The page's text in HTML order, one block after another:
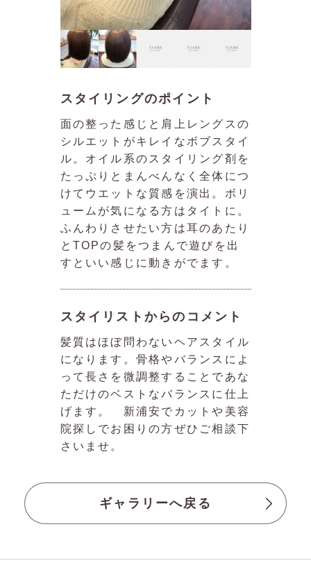
スタイリングのポイント
面の整った感じと肩上レングスの
シルエットがキレイなボブスタイ
ル。オイル系のスタイリング剤を
たっぷりとまんべんなく全体につ
けてウエットな質感を演出。ボリ
ュームが気になる方はタイトに。
ふんわりさせたい方は耳のあたり
とTOPの髪をつまんで遊びを出
すといい感じに動きがでます。
スタイリストからのコメント
髪質はほぼ問わないヘアスタイル
になります。骨格やバランスによ
って長さを微調整することであな
ただけのベストなバランスに仕上
げます。 新浦安でカットや美容
院探しでお困りの方ぜひご相談下
さいませ。
ギャラリーへ戻る